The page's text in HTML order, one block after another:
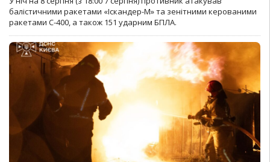
балістичними ракетами «Іскандер-М» та зенітними керованими
ракетами С-400, а також 151 ударним БПЛА.